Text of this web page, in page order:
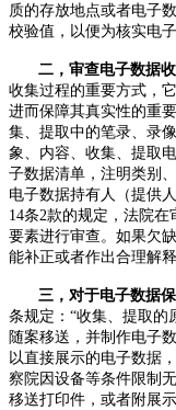
质的存放地点或者电子
校验值，以便为核实电
二，审查电子数据收
收集过程的重要方式，
进而保障其真实性的重
集、提取中的笔录、录
象、内容、收集、提取
子数据清单，注明类别
电子数据持有人（提供
14条2款的规定，法院在
要素进行审查。如果欠
能补正或者作出合理解
三，对于电子数据
条规定：“收集、提取的
随案移送，并制作电子
以直接展示的电子数据
察院因设备等条件限制
移送打印件，或者附展